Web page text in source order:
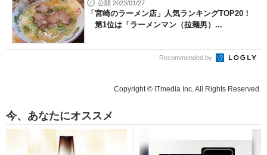
公開 2023/01/27
「宮崎のラーメン店」人気ランキングTOP20！
第1位は「ラーメンマン（拉麺男）...
Recommended by
Copyright © ITmedia Inc. All Rights Reserved.
今、あなたにオススメ